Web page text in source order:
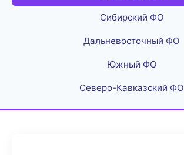
Сибирский ФО
Дальневосточный ФО
Южный ФО
Северо-Кавказский ФО